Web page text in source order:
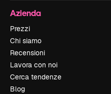
Azienda
Prezzi
Chi siamo
Recensioni
Lavora con noi
Cerca tendenze
Blog